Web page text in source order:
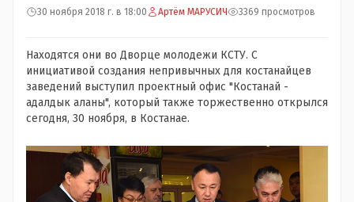
30 ноября 2018 г. в 18:00 Артём МАРУСИЧ 3369 просмотров
Находятся они во Дворце молодежи КСТУ. С
инициативой создания непривычных для костанайцев
заведений выступил проектный офис "Костанай -
адалдык аланы", который также торжественно открылся
сегодня, 30 ноября, в Костанае.